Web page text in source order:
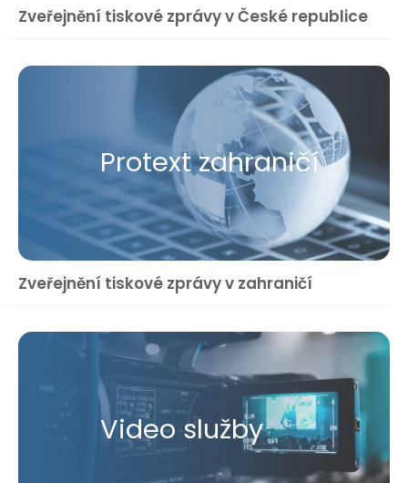
Zveřejnění tiskové zprávy v České republice
Protext zahraničí
Zveřejnění tiskové zprávy v zahraničí
Video služby